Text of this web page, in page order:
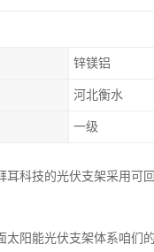
锌镁铝
河北衡水
一级
耳科技的光伏支架采用可
太阳能光伏支架体系咱们